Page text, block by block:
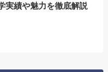
実績や魅力を徹底解説